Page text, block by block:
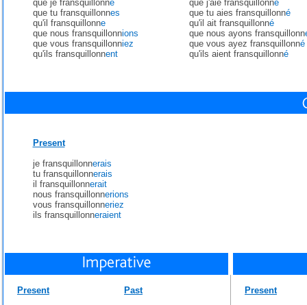
que je fransquillonne
que tu fransquillonnes
qu'il fransquillonne
que nous fransquillonnions
que vous fransquillonniez
qu'ils fransquillonnent
que j'aie fransquillonné
que tu aies fransquillonné
qu'il ait fransquillonné
que nous ayons fransquillonn
que vous ayez fransquillonné
qu'ils aient fransquillonné
Present
je fransquillonnerais
tu fransquillonnerais
il fransquillonnerait
nous fransquillonnerions
vous fransquillonneriez
ils fransquillonneraient
Present
Past
Present